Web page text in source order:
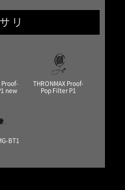
リ
Proof-
new
THRONMAX Proof-
Pop Filter P1
BT1